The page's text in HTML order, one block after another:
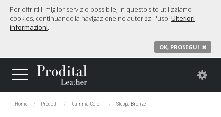
Per offrirti il miglior servizio possibile, in questo sito utilizziamo i
cookies, continuando la navigazione ne autorizzi l'uso. Ulteriori
informazioni.
OK, PROSEGUI ✖
Home Prodotti Gamma Colori Steppa Bronze